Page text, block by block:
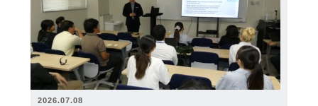
2026.07.08